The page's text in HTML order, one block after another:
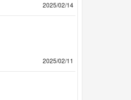
2025/02/14
2025/02/11